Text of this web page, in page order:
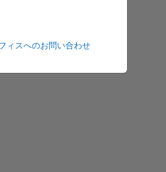
ィスへのお問い合わせ